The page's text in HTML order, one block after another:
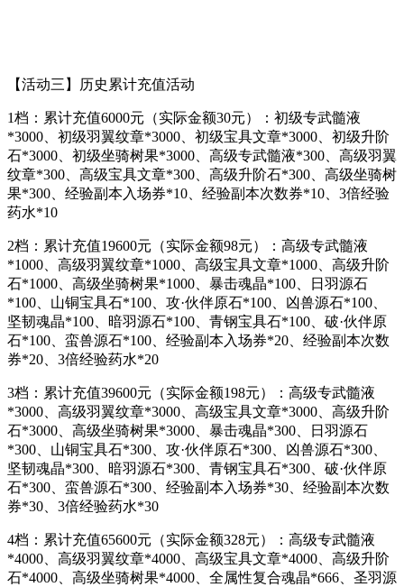
【活动三】历史累计充值活动
1档：累计充值6000元（实际金额30元）：初级专武髓液
*3000、初级羽翼纹章*3000、初级宝具文章*3000、初级升阶
石*3000、初级坐骑树果*3000、高级专武髓液*300、高级羽翼
纹章*300、高级宝具文章*300、高级升阶石*300、高级坐骑树
果*300、经验副本入场券*10、经验副本次数券*10、3倍经验
药水*10
2档：累计充值19600元（实际金额98元）：高级专武髓液
*1000、高级羽翼纹章*1000、高级宝具文章*1000、高级升阶
石*1000、高级坐骑树果*1000、暴击魂晶*100、日羽源石
*100、山铜宝具石*100、攻·伙伴原石*100、凶兽源石*100、
坚韧魂晶*100、暗羽源石*100、青钢宝具石*100、破·伙伴原
石*100、蛮兽源石*100、经验副本入场券*20、经验副本次数
券*20、3倍经验药水*20
3档：累计充值39600元（实际金额198元）：高级专武髓液
*3000、高级羽翼纹章*3000、高级宝具文章*3000、高级升阶
石*3000、高级坐骑树果*3000、暴击魂晶*300、日羽源石
*300、山铜宝具石*300、攻·伙伴原石*300、凶兽源石*300、
坚韧魂晶*300、暗羽源石*300、青钢宝具石*300、破·伙伴原
石*300、蛮兽源石*300、经验副本入场券*30、经验副本次数
券*30、3倍经验药水*30
4档：累计充值65600元（实际金额328元）：高级专武髓液
*4000、高级羽翼纹章*4000、高级宝具文章*4000、高级升阶
石*4000、高级坐骑树果*4000、全属性复合魂晶*666、圣羽源